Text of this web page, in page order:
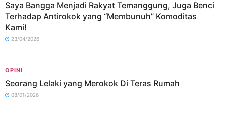
Saya Bangga Menjadi Rakyat Temanggung, Juga Benci
Terhadap Antirokok yang “Membunuh” Komoditas
Kami!
23/04/2026
OPINI
Seorang Lelaki yang Merokok Di Teras Rumah
08/01/2026